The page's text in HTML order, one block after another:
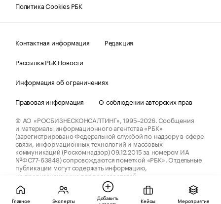
Политика Cookies РБК
Контактная информация
Редакция
Рассылка РБК Новости
Информация об ограничениях
Правовая информация
О соблюдении авторских прав
© АО «РОСБИЗНЕСКОНСАЛТИНГ»,1995–2026.Сообщения
и материалы информационного агентства «РБК»
(зарегистрировано Федеральной службой по надзору в сфере
связи, информационных технологий и массовых
коммуникаций (Роскомнадзор) 09.12.2015 за номером ИА
№ФС77-63848) сопровождаются пометкой «РБК». Отдельные
публикации могут содержать информацию,
не предназначенную для пользователей
до 18 лет.
companycardsfeedback@rbc.ru
Главное Эксперты Добавить Кейсы Мероприятия